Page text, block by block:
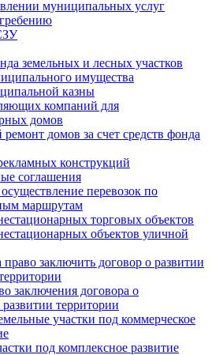
муниципальных услуг
земельных и лесных участков
имущества
казны
компаний для
домов
домов за счет средств фонда
конструкций
соглашения
перевозок по
маршрутам
торговых объектов
объектов уличной
заключить договор о развитии
заключения договора о
территории
участки под коммерческое
под комплексное развитие